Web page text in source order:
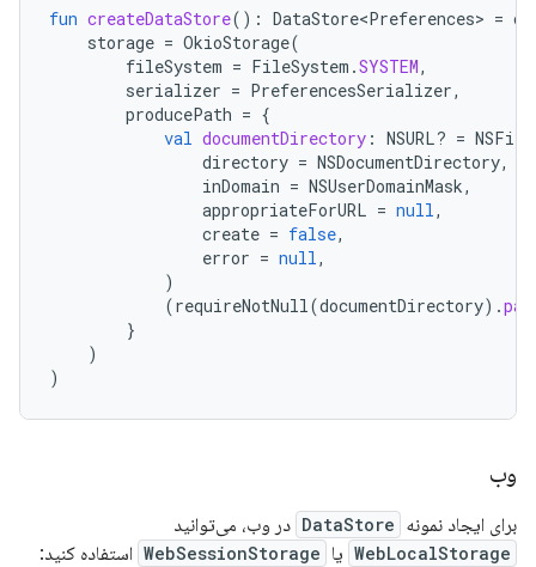
fun createDataStore(): DataStore<Preferences> =
storage = OkioStorage(
fileSystem = FileSystem .SYSTEM,
serializer = PreferencesSerializer,
producePath = {
val documentDirectory : NSURL? =
directory = NSDocumentDirectory,
inDomain = NSUserDomainMask,
appropriateForURL = null,
create = false,
error = null,
)
(requireNotNull(documentDirectory).
}
)
)
وب
برای ایجاد نمونه DataStore در وب، می‌توانید
WebLocalStorage یا WebSessionStorage استفاده کنید: